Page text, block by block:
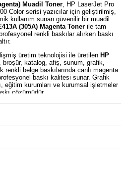
Muadil Toner, HP LaserJet Pro
Color serisi yazıcılar için geliştirilmiş,
kullanım sunan güvenilir bir muadil
(305A) Magenta Toner ile tam
renkli baskılar alırken baskı
üretim teknolojisi ile üretilen HP
, broşür, katalog, afiş, sunum, grafik,
belge baskılarında canlı magenta
baskı kalitesi sunar. Grafik
eğitim kurumları ve kurumsal işletmeler
çözümüdür.
renkler sunar.
baskıları sağlar.